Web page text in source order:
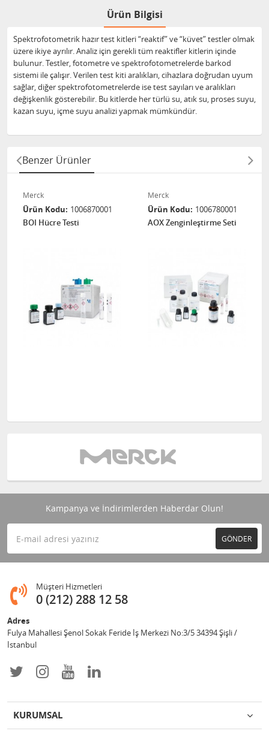
Ürün Bilgisi
Spektrofotometrik hazır test kitleri “reaktif” ve “küvet” testler olmak
üzere ikiye ayrılır. Analiz için gerekli tüm reaktifler kitlerin içinde
bulunur. Testler, fotometre ve spektrofotometrelerde barkod
sistemi ile çalışır. Verilen test kiti aralıkları, cihazlara doğrudan uyum
sağlar, diğer spektrofotometrelerde ise test sayıları ve aralıkları
değişkenlik gösterebilir. Bu kitlerde her türlü su, atık su, proses suyu,
kazan suyu, içme suyu analizi yapmak mümkündür.
Benzer Ürünler
Merck
Ürün Kodu 1006870001
BOI Hücre Testi
Merck
Ürün Kodu 1006780001
AOX Zenginleştirme Seti
Kampanya ve İndirimlerden Haberdar Olun!
GÖNDER
Müşteri Hizmetleri
0 (212) 288 12 58
Adres
Fulya Mahallesi Şenol Sokak Feride İş Merkezi No:3/5 34394 Şişli /
İstanbul
KURUMSAL